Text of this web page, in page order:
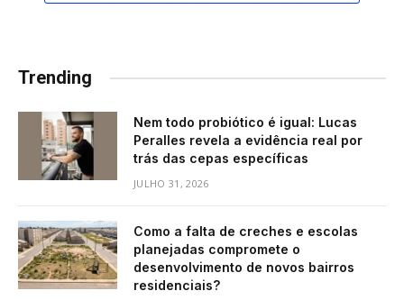
Trending
Nem todo probiótico é igual: Lucas
Peralles revela a evidência real por
trás das cepas específicas
JULHO 31, 2026
Como a falta de creches e escolas
planejadas compromete o
desenvolvimento de novos bairros
residenciais?